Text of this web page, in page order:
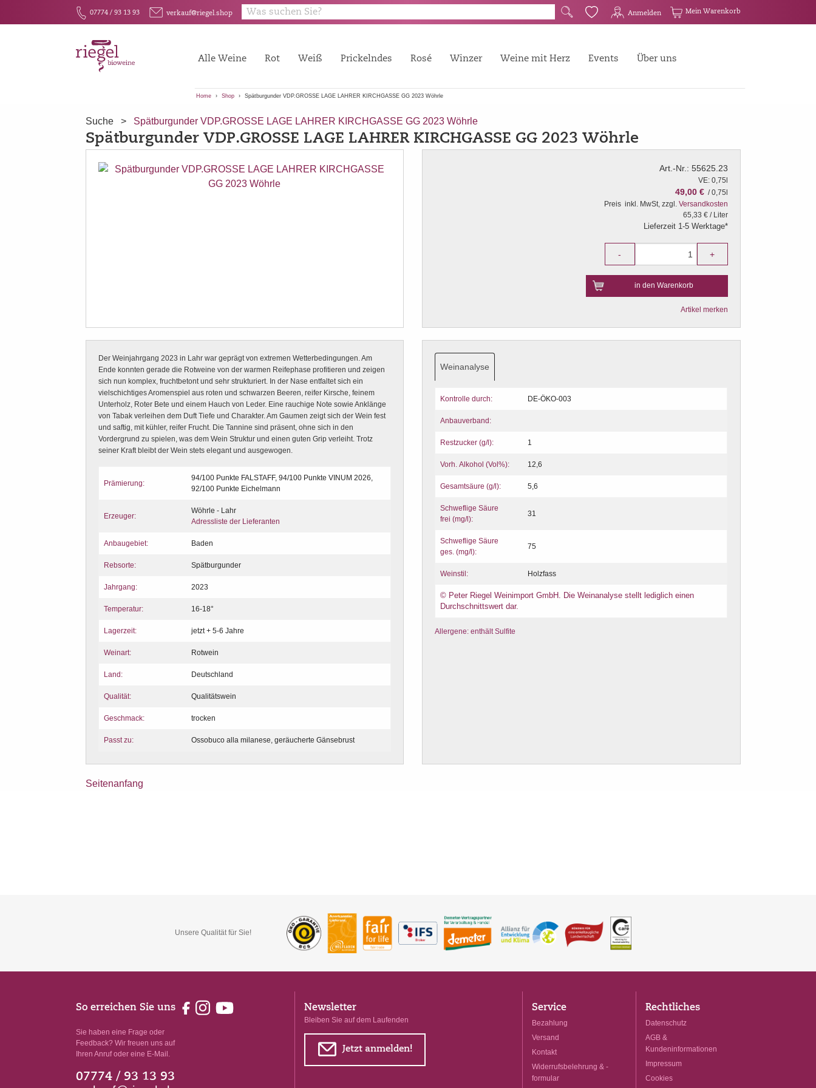
F 07774 / 93 13 93 E verkauf@riegel.shop Q G Anmelden Mein Warenkorb
Alle Weine Rot Weiß Prickelndes Rosé Winzer Weine mit Herz Events Über uns
Home Shop Spätburgunder VDP.GROSSE LAGE LAHRER KIRCHGASSE GG 2023 Wöhrle
Suche > Spätburgunder VDP.GROSSE LAGE LAHRER KIRCHGASSE GG 2023 Wöhrle
Spätburgunder VDP.GROSSE LAGE LAHRER KIRCHGASSE GG 2023 Wöhrle
Art.-Nr.: 55625.23
VE: 0,75l
49,00 € / 0,75l
Preis inkl. MwSt, zzgl. Versandkosten
65,33 € / Liter
Lieferzeit 1-5 Werktage*
- +
in den Warenkorb
Artikel merken
Der Weinjahrgang 2023 in Lahr war geprägt von extremen Wetterbedingungen. Am
Ende konnten gerade die Rotweine von der warmen Reifephase profitieren und zeigen
sich nun komplex, fruchtbetont und sehr strukturiert. In der Nase entfaltet sich ein
vielschichtiges Aromenspiel aus roten und schwarzen Beeren, reifer Kirsche, feinem
Unterholz, Roter Bete und einem Hauch von Leder. Eine rauchige Note sowie Anklänge
von Tabak verleihen dem Duft Tiefe und Charakter. Am Gaumen zeigt sich der Wein fest
und saftig, mit kühler, reifer Frucht. Die Tannine sind präsent, ohne sich in den
Vordergrund zu spielen, was dem Wein Struktur und einen guten Grip verleiht. Trotz
seiner Kraft bleibt der Wein stets elegant und ausgewogen.
Prämierung:
94/100 Punkte FALSTAFF, 94/100 Punkte VINUM 2026,
92/100 Punkte Eichelmann
Erzeuger:
Wöhrle - Lahr
Adressliste der Lieferanten
Anbaugebiet: Baden
Rebsorte: Spätburgunder
Jahrgang: 2023
Temperatur: 16-18°
Lagerzeit: jetzt + 5-6 Jahre
Weinart: Rotwein
Land: Deutschland
Qualität: Qualitätswein
Geschmack: trocken
Passt zu: Ossobuco alla milanese, geräucherte Gänsebrust
Weinanalyse
Kontrolle durch: DE-ÖKO-003
Anbauverband:
Restzucker (g/l): 1
Vorh. Alkohol (Vol%): 12,6
Gesamtsäure (g/l): 5,6
Schweflige Säure
frei (mg/l):
31
Schweflige Säure
ges. (mg/l):
75
Weinstil: Holzfass
© Peter Riegel Weinimport GmbH. Die Weinanalyse stellt lediglich einen
Durchschnittswert dar.
Allergene: enthält Sulfite
Seitenanfang
Unsere Qualität für Sie!
So erreichen Sie uns
Sie haben eine Frage oder
Feedback? Wir freuen uns auf
Ihren Anruf oder eine E-Mail.
07774 / 93 13 93
Newsletter
Bleiben Sie auf dem Laufenden
E Jetzt anmelden!
Service
Bezahlung
Versand
Kontakt
Widerrufsbelehrung & -
formular
Rechtliches
Datenschutz
AGB &
Kundeninformationen
Impressum
Cookies